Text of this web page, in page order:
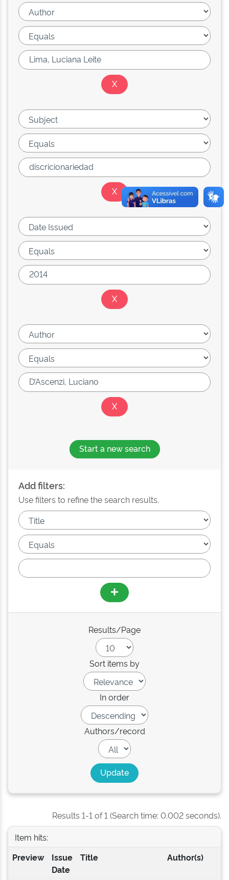
Start a new search
Add filters:
Use filters to refine the search results.
Results/Page
Sort items by
In order
Authors/record
Results 1-1 of 1 (Search time: 0.002 seconds).
Item hits:
Preview
Issue
Date
Title Author(s)